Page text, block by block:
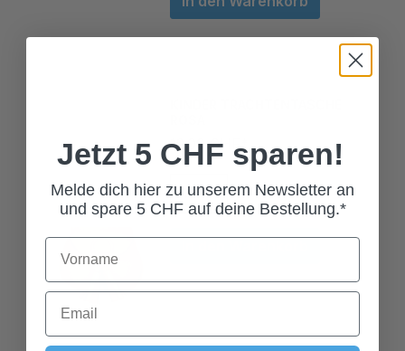
Jetzt 5 CHF sparen!
Melde dich hier zu unserem Newsletter an
und spare 5 CHF auf deine Bestellung.*